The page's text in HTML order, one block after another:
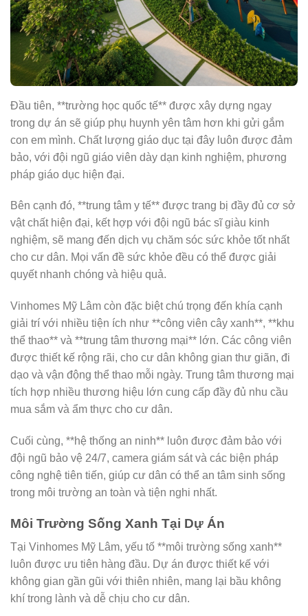
Đầu tiên, **trường học quốc tế** được xây dựng ngay
trong dự án sẽ giúp phụ huynh yên tâm hơn khi gửi gắm
con em mình. Chất lượng giáo dục tại đây luôn được đảm
bảo, với đội ngũ giáo viên dày dạn kinh nghiệm, phương
pháp giáo dục hiện đại.
Bên cạnh đó, **trung tâm y tế** được trang bị đầy đủ cơ sở
vật chất hiện đại, kết hợp với đội ngũ bác sĩ giàu kinh
nghiệm, sẽ mang đến dịch vụ chăm sóc sức khỏe tốt nhất
cho cư dân. Mọi vấn đề sức khỏe đều có thể được giải
quyết nhanh chóng và hiệu quả.
Vinhomes Mỹ Lâm còn đặc biệt chú trọng đến khía cạnh
giải trí với nhiều tiện ích như **công viên cây xanh**, **khu
thể thao** và **trung tâm thương mại** lớn. Các công viên
được thiết kế rộng rãi, cho cư dân không gian thư giãn, đi
dạo và vận động thể thao mỗi ngày. Trung tâm thương mại
tích hợp nhiều thương hiệu lớn cung cấp đầy đủ nhu cầu
mua sắm và ẩm thực cho cư dân.
Cuối cùng, **hệ thống an ninh** luôn được đảm bảo với
đội ngũ bảo vệ 24/7, camera giám sát và các biện pháp
công nghệ tiên tiến, giúp cư dân có thể an tâm sinh sống
trong môi trường an toàn và tiện nghi nhất.
Môi Trường Sống Xanh Tại Dự Án
Tại Vinhomes Mỹ Lâm, yếu tố **môi trường sống xanh**
luôn được ưu tiên hàng đầu. Dự án được thiết kế với
không gian gần gũi với thiên nhiên, mang lại bầu không
khí trong lành và dễ chịu cho cư dân.